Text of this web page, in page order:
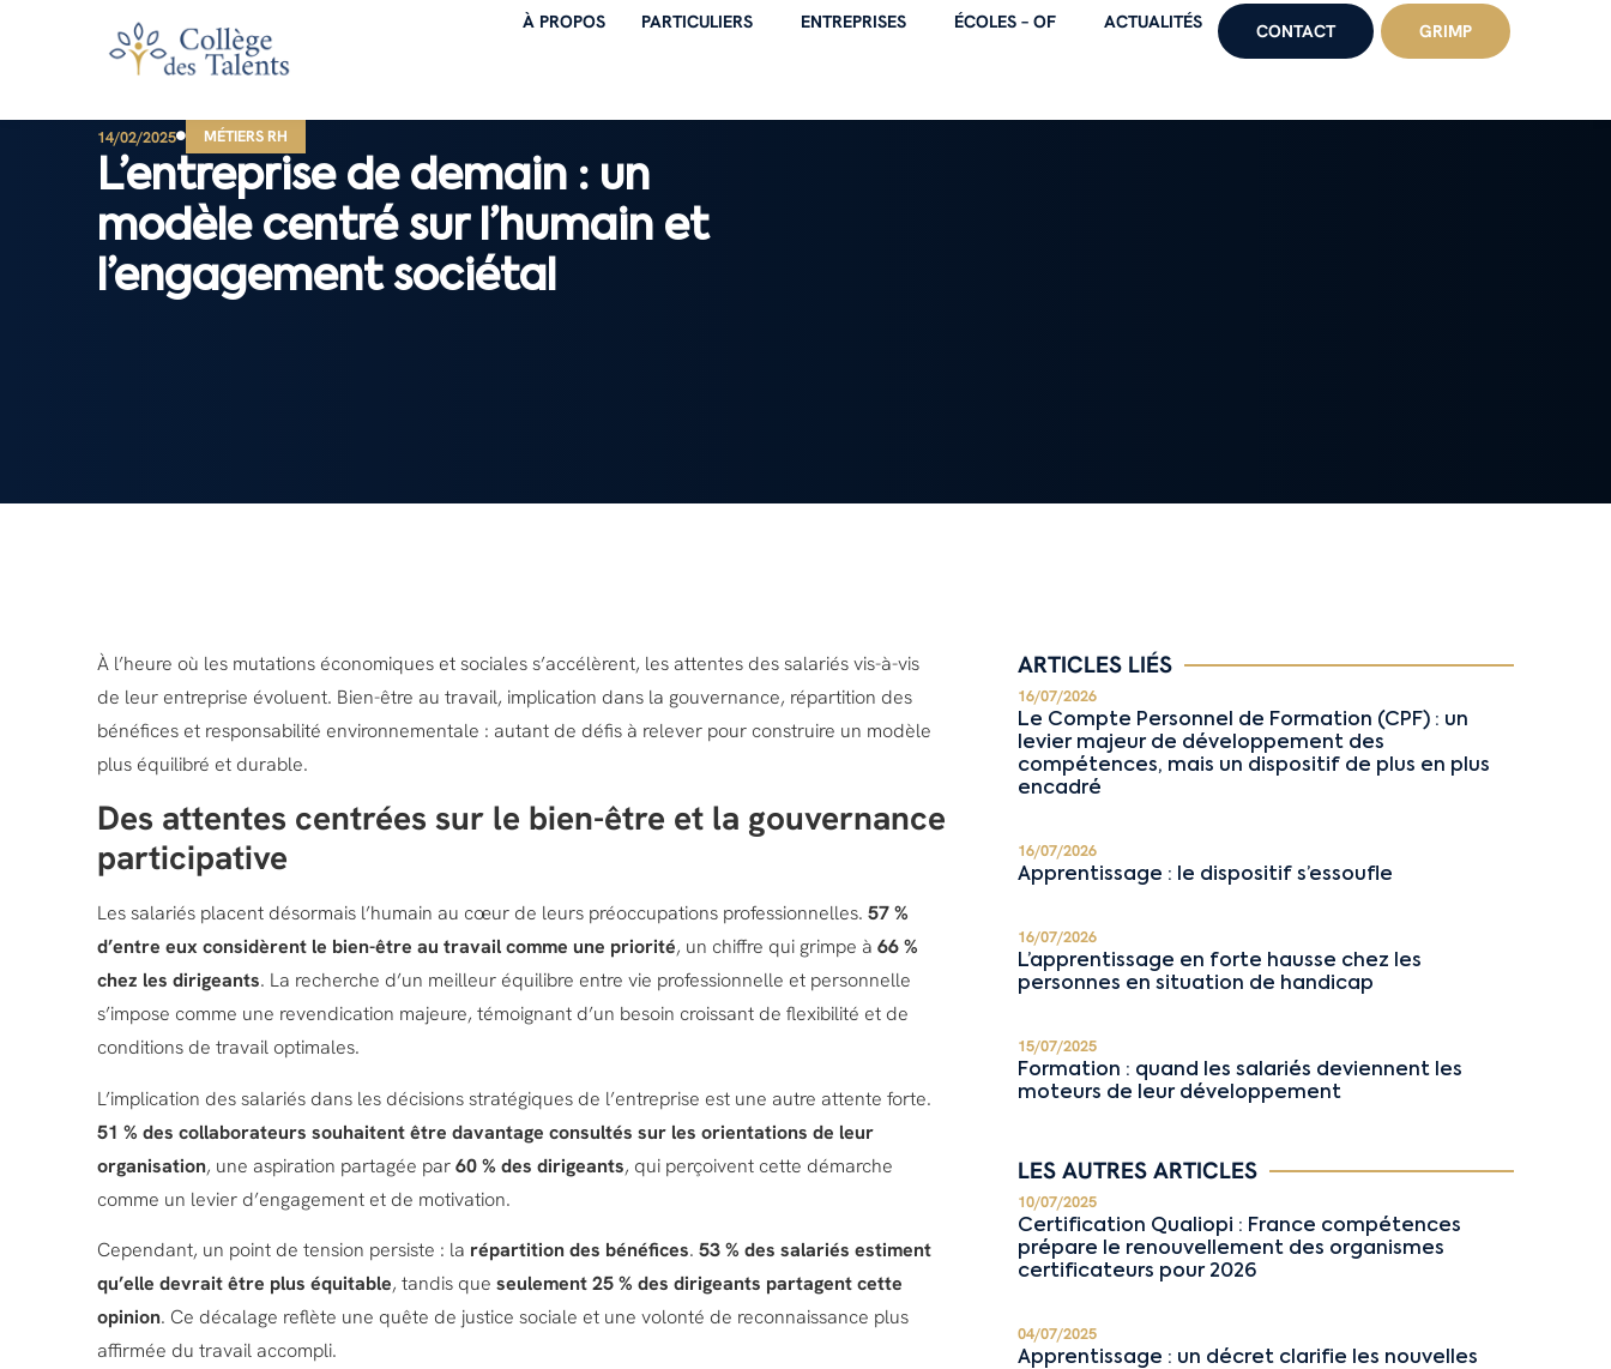
À PROPOS PARTICULIERS ENTREPRISES ÉCOLES – OF ACTUALITÉS CONTACT GRIMP
14/02/2025 MÉTIERS RH
L’entreprise de demain : un
modèle centré sur l’humain et
l’engagement sociétal
À l’heure où les mutations économiques et sociales s’accélèrent, les attentes des salariés vis-à-vis
de leur entreprise évoluent. Bien-être au travail, implication dans la gouvernance, répartition des
bénéfices et responsabilité environnementale : autant de défis à relever pour construire un modèle
plus équilibré et durable.
Des attentes centrées sur le bien-être et la gouvernance
participative
Les salariés placent désormais l’humain au cœur de leurs préoccupations professionnelles. 57 %
d’entre eux considèrent le bien-être au travail comme une priorité, un chiffre qui grimpe à 66 %
chez les dirigeants. La recherche d’un meilleur équilibre entre vie professionnelle et personnelle
s’impose comme une revendication majeure, témoignant d’un besoin croissant de flexibilité et de
conditions de travail optimales.
L’implication des salariés dans les décisions stratégiques de l’entreprise est une autre attente forte.
51 % des collaborateurs souhaitent être davantage consultés sur les orientations de leur
organisation, une aspiration partagée par60 % des dirigeants, qui perçoivent cette démarche
comme un levier d’engagement et de motivation.
Cependant, un point de tension persiste : la répartition des bénéfices. 53 % des salariés estiment
qu’elle devrait être plus équitable, tandis que seulement 25 % des dirigeants partagent cette
opinion. Ce décalage reflète une quête de justice sociale et une volonté de reconnaissance plus
affirmée du travail accompli.
ARTICLES LIÉS
16/07/2026
Le Compte Personnel de Formation (CPF) : un
levier majeur de développement des
compétences, mais un dispositif de plus en plus
encadré
16/07/2026
Apprentissage : le dispositif s’essoufle
16/07/2026
L’apprentissage en forte hausse chez les
personnes en situation de handicap
15/07/2025
Formation : quand les salariés deviennent les
moteurs de leur développement
LES AUTRES ARTICLES
10/07/2025
Certification Qualiopi : France compétences
prépare le renouvellement des organismes
certificateurs pour 2026
04/07/2025
Apprentissage : un décret clarifie les nouvelles